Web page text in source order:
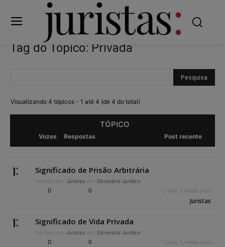
Tag do Tópico: Privada
Visualizando 4 tópicos - 1 até 4 (de 4 do total)
TÓPICO
Vozes Respostas Post recente
Significado de Prisão Arbitrária
Iniciado por: Juristas em: Dicionário Jurídico
0 0 2 anos, 5 meses atrás
Juristas
Significado de Vida Privada
Iniciado por: Juristas em: Dicionário Jurídico
0 0 2 anos, 5 meses atrás